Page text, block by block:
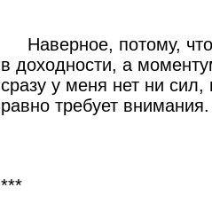
Наверное, потому, что
в доходности, а
сразу у меня нет ни
равно требует внимания.
***